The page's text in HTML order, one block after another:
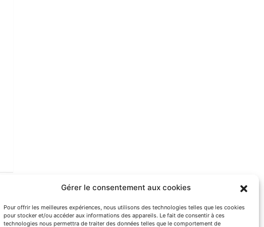
Gérer le consentement aux cookies
Pour offrir les meilleures expériences, nous utilisons des technologies telles que les cookies
pour stocker et/ou accéder aux informations des appareils. Le fait de consentir à ces
technologies nous permettra de traiter des données telles que le comportement de